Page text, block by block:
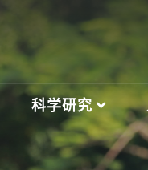
科学研究